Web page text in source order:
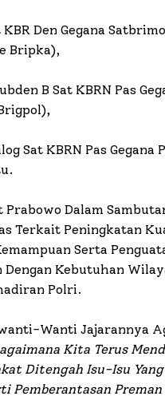
Den Gegana
Bripka),
B Sat KBRN Pas
Sat KBRN Pas Gegana
Dalam
Terkait Peningkatan
Serta
Kebutuhan
Polri.
Wanti Jajarannya
Kita Terus
Ditengah Isu-Isu
Pemberantasan